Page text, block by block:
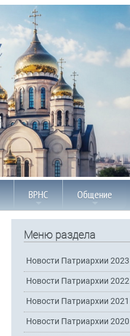
ВРНС Общение
Меню раздела
Новости Патриархии 2023
Новости Патриархии 2022
Новости Патриархии 2021
Новости Патриархии 2020